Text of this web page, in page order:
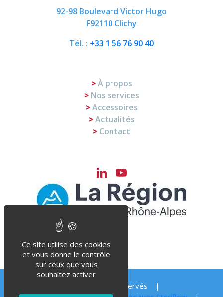
92-98 Boulevard Victor Hugo
F92110 Clichy
Tél. : +33 1 56 76 90 40
À propos
Nos services
Accessoires
Actualités
Contact
LinkedIn
Channel
© Steriflow 2023 – Tous droits réservés
Ce site utilise des cookies
et vous donne le contrôle
sur ceux que vous
souhaitez activer